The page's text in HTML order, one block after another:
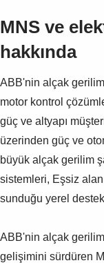
Hakkımızda
Bize ulaşın
Kariyer
MNS ve
hakkında
ABB'nin alçak gerilim
motor kontrol
güç ve altyapı
üzerinden güç ve
büyük alçak gerilim
sistemleri, Eşsiz
sunduğu yerel
ABB'nin alçak
gelişimini sürdüren